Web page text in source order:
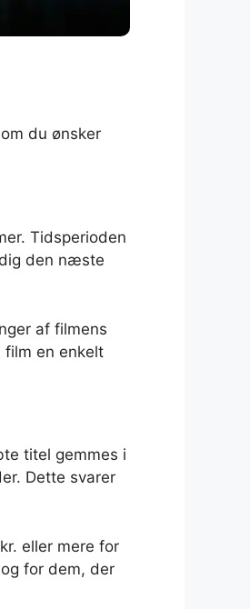
du ønsker
Tidsperioden
den næste
af filmens
film en enkelt
titel gemmes i
Dette svarer
eller mere for
for dem, der